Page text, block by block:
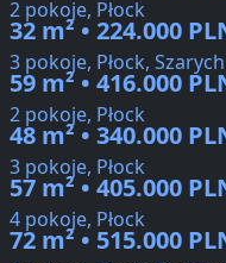
2 pokoje, Płock
32 m² • 224.000
3 pokoje, Płock,
59 m² • 416.000
2 pokoje, Płock
48 m² • 340.000
3 pokoje, Płock
57 m² • 405.000
4 pokoje, Płock
72 m² • 515.000